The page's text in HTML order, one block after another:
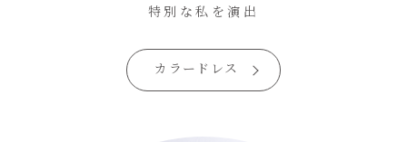
特別な私を演出
カラードレス